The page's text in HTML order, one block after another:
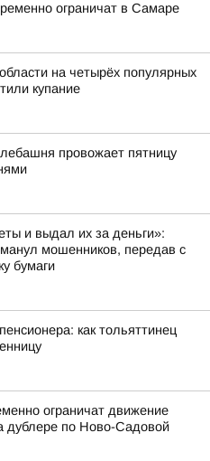
ограничат в Самаре
на четырёх популярных
купание
провожает пятницу
и выдал их за деньги»:
мошенников, передав с
бумаги
как тольяттинец
ограничат движение
дублере по Ново-Садовой